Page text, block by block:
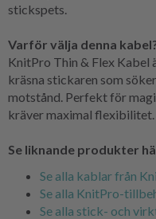
stickspets.
Varför välja denna
KnitPro Thin & Flex Kabel
kräsna stickaren som
motstånd. Perfekt för
kräver maximal flexibilitet.
Se liknande produkter
Se alla kablar från
Se alla KnitPro-
Se alla stick- och